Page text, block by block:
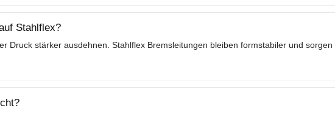
Stahlflex?
Druck stärker ausdehnen. Stahlflex Bremsleitungen bleiben formstabiler und sorgen